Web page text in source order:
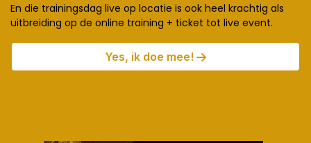
En die trainingsdag live op locatie is ook heel krachtig als
uitbreiding op de online training + ticket tot live event.
Yes, ik doe mee!